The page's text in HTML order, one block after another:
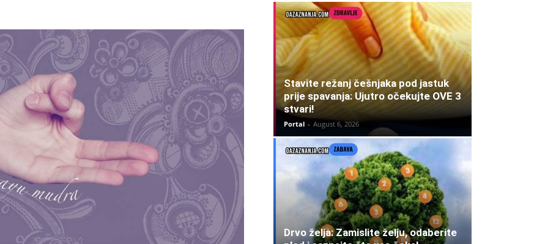
Stavite režanj češnjaka pod jastuk
prije spavanja: Ujutro očekujte OVE 3
stvari!
Portal - August 6, 2026
Drvo želja: Zamislite želju, odaberite